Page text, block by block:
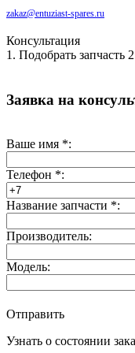
zakaz@entuziast-spares.ru
Консультация
1. Подобрать запчасть
Заявка на
Ваше имя *:
Телефон *:
Название запчасти *:
Производитель:
Модель:
Отправить
Узнать о состоянии